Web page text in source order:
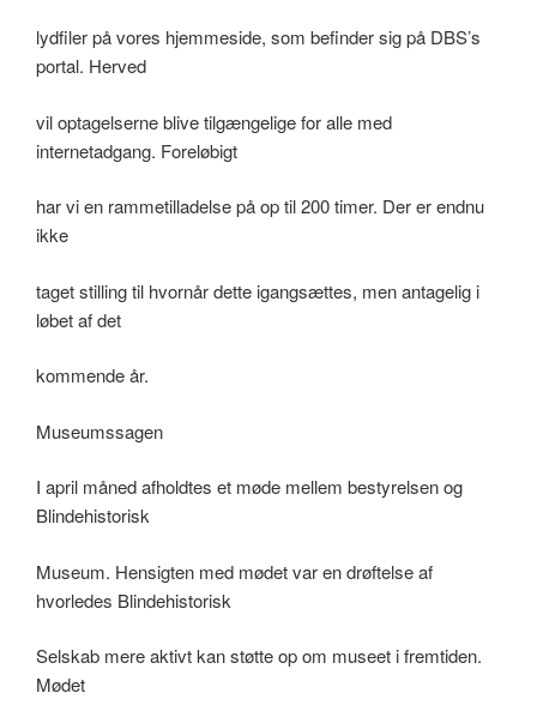
lydfiler på vores hjemmeside, som befinder sig på DBS’s
portal. Herved
vil optagelserne blive tilgængelige for alle med
internetadgang. Foreløbigt
har vi en rammetilladelse på op til 200 timer. Der er endnu
ikke
taget stilling til hvornår dette igangsættes, men antagelig i
løbet af det
kommende år.
Museumssagen
I april måned afholdtes et møde mellem bestyrelsen og
Blindehistorisk
Museum. Hensigten med mødet var en drøftelse af
hvorledes Blindehistorisk
Selskab mere aktivt kan støtte op om museet i fremtiden.
Mødet